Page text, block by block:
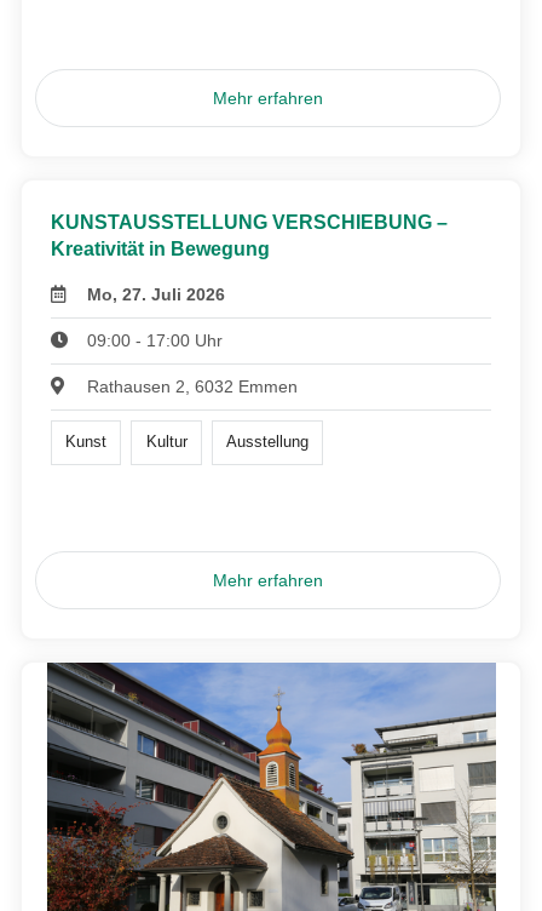
Mehr erfahren
KUNSTAUSSTELLUNG VERSCHIEBUNG –
Kreativität in Bewegung
Mo, 27. Juli 2026
09:00 - 17:00 Uhr
Rathausen 2, 6032 Emmen
Kunst Kultur Ausstellung
Mehr erfahren